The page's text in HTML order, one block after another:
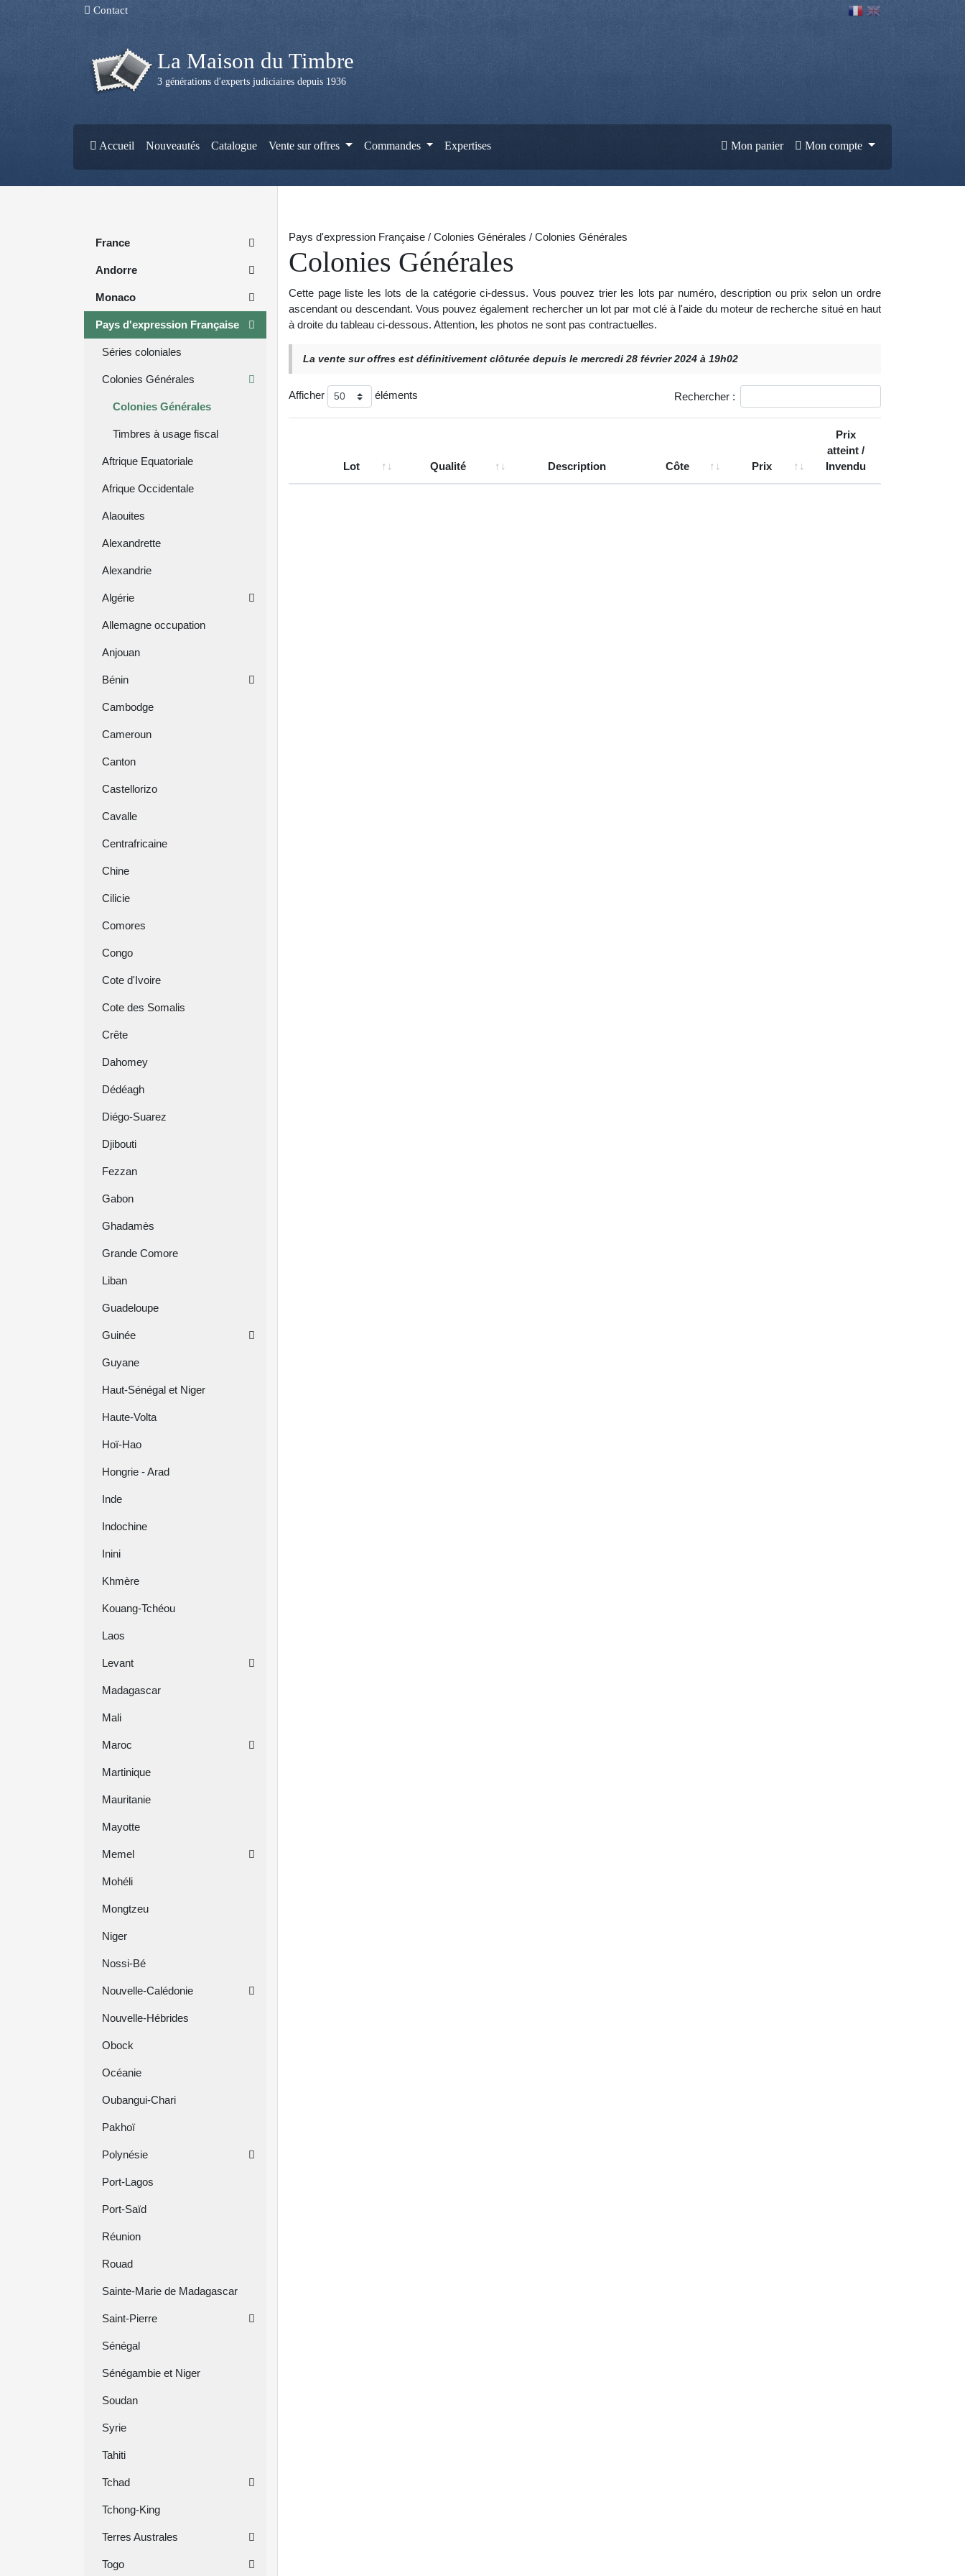
Contact
La Maison du Timbre
3 générations d'experts judiciaires depuis 1936
Accueil Nouveautés Catalogue Vente sur offres Commandes Expertises Mon panier Mon compte
France
Andorre
Monaco
Pays d'expression Française
Séries coloniales
Colonies Générales
Colonies Générales
Timbres à usage fiscal
Aftrique Equatoriale
Afrique Occidentale
Alaouites
Alexandrette
Alexandrie
Algérie
Allemagne occupation
Anjouan
Bénin
Cambodge
Cameroun
Canton
Castellorizo
Cavalle
Centrafricaine
Chine
Cilicie
Comores
Congo
Cote d'Ivoire
Cote des Somalis
Crête
Dahomey
Dédéagh
Diégo-Suarez
Djibouti
Fezzan
Gabon
Ghadamès
Grande Comore
Liban
Guadeloupe
Guinée
Guyane
Haut-Sénégal et Niger
Haute-Volta
Hoï-Hao
Hongrie - Arad
Inde
Indochine
Inini
Khmère
Kouang-Tchéou
Laos
Levant
Madagascar
Mali
Maroc
Martinique
Mauritanie
Mayotte
Memel
Mohéli
Mongtzeu
Niger
Nossi-Bé
Nouvelle-Calédonie
Nouvelle-Hébrides
Obock
Océanie
Oubangui-Chari
Pakhoï
Polynésie
Port-Lagos
Port-Saïd
Réunion
Rouad
Sainte-Marie de Madagascar
Saint-Pierre
Sénégal
Sénégambie et Niger
Soudan
Syrie
Tahiti
Tchad
Tchong-King
Terres Australes
Togo
Pays d'expression Française / Colonies Générales / Colonies Générales
Colonies Générales
Cette page liste les lots de la catégorie ci-dessus. Vous pouvez trier les lots par numéro, description ou prix selon un ordre
ascendant ou descendant. Vous pouvez également rechercher un lot par mot clé à l'aide du moteur de recherche situé en haut
à droite du tableau ci-dessous. Attention, les photos ne sont pas contractuelles.
La vente sur offres est définitivement clôturée depuis le mercredi 28 février 2024 à 19h02
Afficher éléments Rechercher :
Lot Qualité Description Côte Prix
Prix
atteint /
Invendu